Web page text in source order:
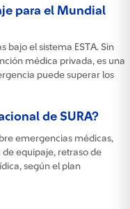
para el Mundial
bajo el sistema ESTA. Sin
médica privada, es una
puede superar los
de SURA?
emergencias médicas,
equipaje, retraso de
según el plan